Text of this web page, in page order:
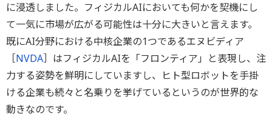
に浸透しました。フィジカルAIにおいても何かを契機にし
て一気に市場が広がる可能性は十分に大きいと言えます。
既にAI分野における中核企業の1つであるエヌビディア
［NVDA］はフィジカルAIを「フロンティア」と表現し、注
力する姿勢を鮮明にしていますし、ヒト型ロボットを手掛
ける企業も続々と名乗りを挙げているというのが世界的な
動きなのです。